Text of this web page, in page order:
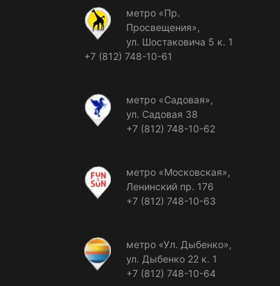
метро «Пр.
Просвещения»,
ул. Шостаковича 5 к. 1
+7 (812) 748-10-61
метро «Садовая»,
ул. Садовая 38
+7 (812) 748-10-62
метро «Московская»,
Ленинский пр. 176
+7 (812) 748-10-63
метро «Ул. Дыбенко»,
ул. Дыбенко 22 к. 1
+7 (812) 748-10-64